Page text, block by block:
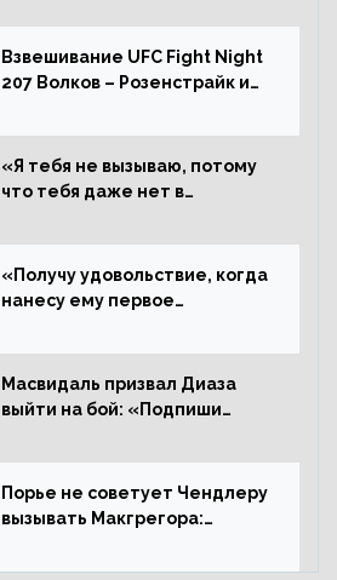
Алджамейн определенно
выиграл»
Взвешивание UFC Fight Night
207 Волков – Розенстрайк и
«Я тебя не вызываю, потому
что тебя даже нет в
пауза», сообщает Стерлинг
ответил Сехудо
«Получу удовольствие, когда
нанесу ему первое
Иге – про бой с Евлоевым
Масвидаль призвал Диаза
выйти на бой: «Подпиши
повторим»
Порье не советует Чендлеру
вызывать Макгрегора:
каждом бою, а Конор умеет